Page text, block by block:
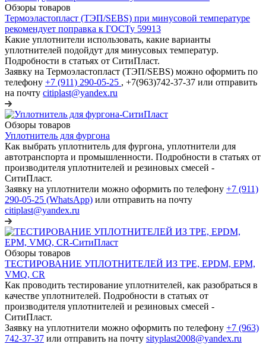
Обзоры товаров
Термоэластопласт (ТЭП/SEBS) при минусовой температуре
рекомендует поправка к ГОСТу 59913
Какие уплотнители использовать, какие варианты
уплотнителей подойдут для минусовых температур.
Подробности в статьях от СитиПласт.
Заявку на Термоэластопласт (ТЭП/SEBS) можно оформить по
телефону +7 (911) 290-05-25 , +7(963)742-37-37 или отправить
на почту citiplast@yandex.ru
Обзоры товаров
Уплотнитель для фургона
Как выбрать уплотнитель для фургона, уплотнители для
автотранспорта и промышленности. Подробности в статьях от
производителя уплотнителей и резиновых смесей -
СитиПласт.
Заявку на уплотнители можно оформить по телефону +7 (911)
290-05-25 (WhatsApp) или отправить на почту
citiplast@yandex.ru
Обзоры товаров
ТЕСТИРОВАНИЕ УПЛОТНИТЕЛЕЙ ИЗ TPE, EPDM, EPM,
VMQ, CR
Как проводить тестирование уплотнителей, как разобраться в
качестве уплотнителей. Подробности в статьях от
производителя уплотнителей и резиновых смесей -
СитиПласт.
Заявку на уплотнители можно оформить по телефону +7 (963)
742-37-37 или отправить на почту sityplast2008@yandex.ru